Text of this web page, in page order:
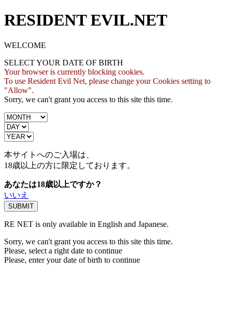
RESIDENT EVIL.NET
WELCOME
SELECT YOUR DATE OF BIRTH
Your browser is currently blocking cookies.
To use Resident Evil Net, please change your Cookies setting to
"Allow".
Sorry, we can't grant you access to this site this time.
本サイトへのご入場は、
18歳以上の方に限定しております。
あなたは18歳以上ですか？
いいえ
RE NET is only available in English and Japanese.
Sorry, we can't grant you access to this site this time.
Please, select a right date to continue
Please, enter your date of birth to continue